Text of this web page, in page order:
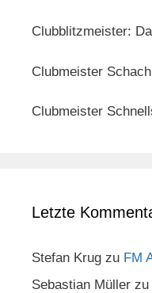
Clubblitzmeister:
Clubmeister
Clubmeister
Letzte
Stefan Krug zu FM
Sebastian Müller zu